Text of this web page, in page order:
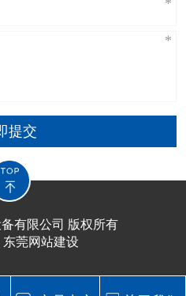
提交
有限公司 版权所有
东莞网站建设​